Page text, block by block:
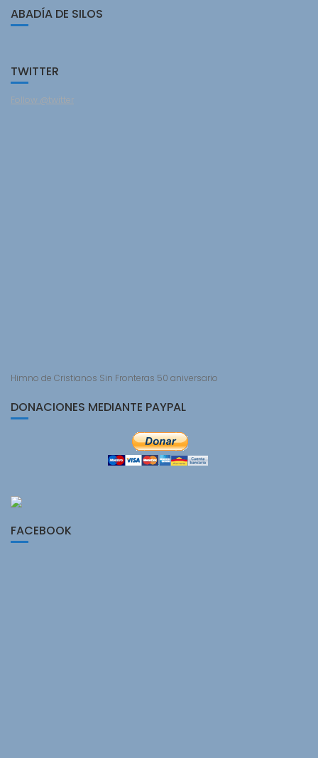
ABADÍA DE SILOS
TWITTER
Follow @twitter
Himno de Cristianos Sin Fronteras 50 aniversario
DONACIONES MEDIANTE PAYPAL
FACEBOOK